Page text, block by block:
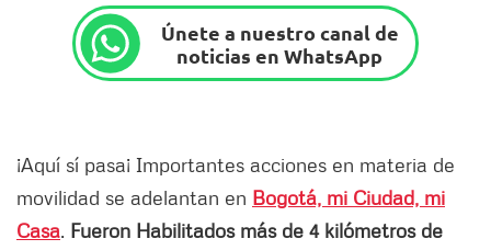
Únete a nuestro canal de
noticias en WhatsApp
¡Aquí sí pasa¡ Importantes acciones en materia de
movilidad se adelantan en Bogotá, mi Ciudad, mi
Casa. Fueron Habilitados más de 4 kilómetros de